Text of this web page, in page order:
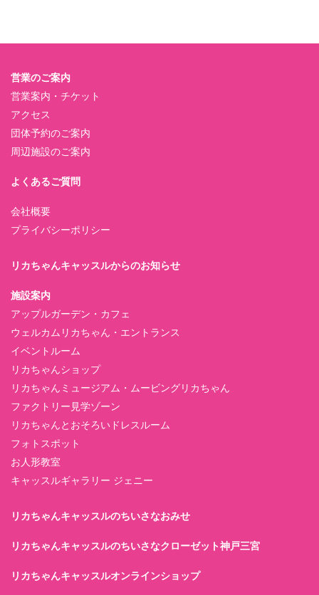
営業のご案内
営業案内・チケット
アクセス
団体予約のご案内
周辺施設のご案内
よくあるご質問
会社概要
プライバシーポリシー
リカちゃんキャッスルからのお知らせ
施設案内
アップルガーデン・カフェ
ウェルカムリカちゃん・エントランス
イベントルーム
リカちゃんショップ
リカちゃんミュージアム・ムービングリカちゃん
ファクトリー見学ゾーン
リカちゃんとおそろいドレスルーム
フォトスポット
お人形教室
キャッスルギャラリー ジェニー
リカちゃんキャッスルのちいさなおみせ
リカちゃんキャッスルのちいさなクローゼット神戸三宮
リカちゃんキャッスルオンラインショップ